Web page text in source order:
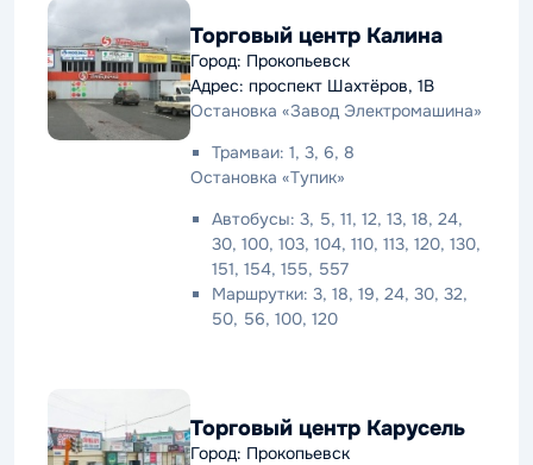
Торговый центр Калина
Город: Прокопьевск
Адрес: проспект Шахтёров, 1В
Остановка «Завод Электромашина»
Трамваи: 1, 3, 6, 8
Остановка «Тупик»
Автобусы: 3, 5, 11, 12, 13, 18, 24,
30, 100, 103, 104, 110, 113, 120, 130,
151, 154, 155, 557
Маршрутки: 3, 18, 19, 24, 30, 32,
50, 56, 100, 120
Торговый центр Карусель
Город: Прокопьевск